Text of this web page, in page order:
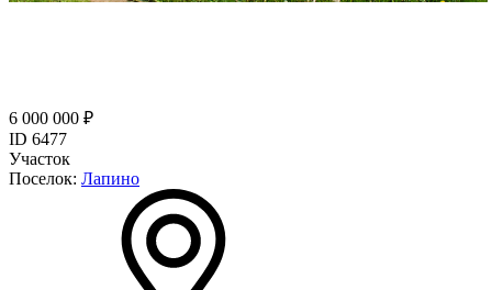
6 000 000 ₽
ID 6477
Участок
Поселок: Лапино